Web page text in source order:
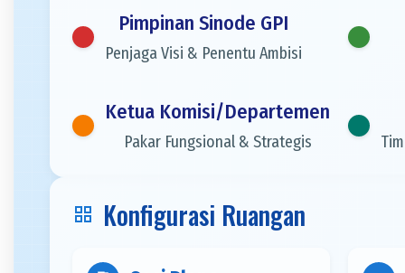
Pimpinan Sinode GPI
Penjaga Visi & Penentu Ambisi
Ketua Komisi/Departemen
Pakar Fungsional & Strategis
grid_view Konfigurasi Ruangan